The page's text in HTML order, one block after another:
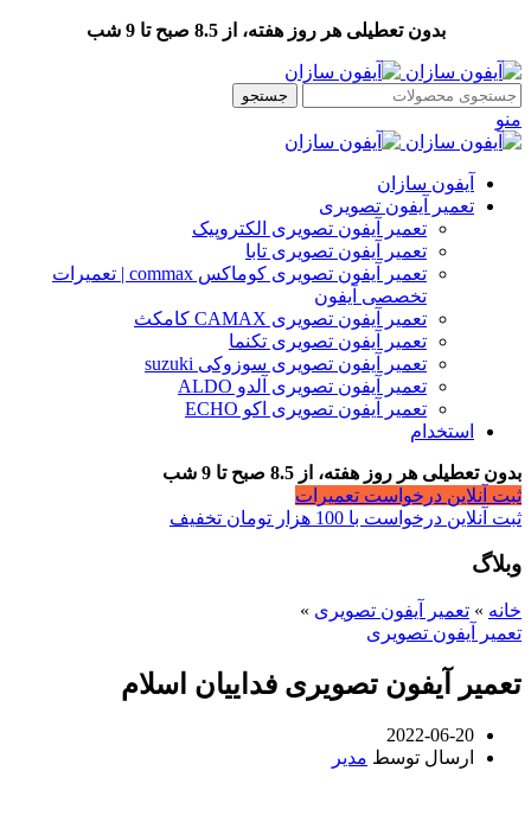
بدون تعطیلی هر روز هفته، از 8.5 صبح تا 9 شب
جستجو
منو
آیفون سازان
تعمیر آیفون تصویری
تعمیر آیفون تصویری الکتروپیک
تعمیر آیفون تصویری تابا
تعمیر آیفون تصویری کوماکس commax | تعمیرات
تخصصی آیفون
تعمیر آیفون تصویری CAMAX کامکث
تعمیر آیفون تصویری تکنما
تعمیر آیفون تصویری سوزوکی suzuki
تعمیر آیفون تصویری آلدو ALDO
تعمیر آیفون تصویری اکو ECHO
استخدام
بدون تعطیلی هر روز هفته، از 8.5 صبح تا 9 شب
ثبت آنلاین درخواست تعمیرات
ثبت آنلاین درخواست با 100 هزار تومان تخفیف
وبلاگ
خانه » تعمیر آیفون تصویری »
تعمیر آیفون تصویری
تعمیر آیفون تصویری فداییان اسلام
2022-06-20
ارسال توسط مدیر